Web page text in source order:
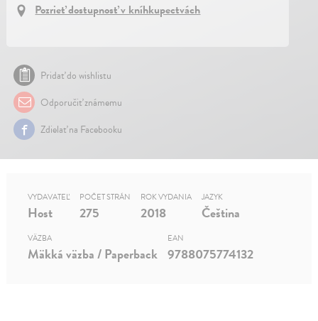
Pozrieť dostupnosť v kníhkupectvách
Pridať do wishlistu
Odporučiť známemu
Zdielať na Facebooku
VYDAVATEĽ
Host
POČET STRÁN
275
ROK VYDANIA
2018
JAZYK
Čeština
VÄZBA
Mäkká väzba / Paperback
EAN
9788075774132